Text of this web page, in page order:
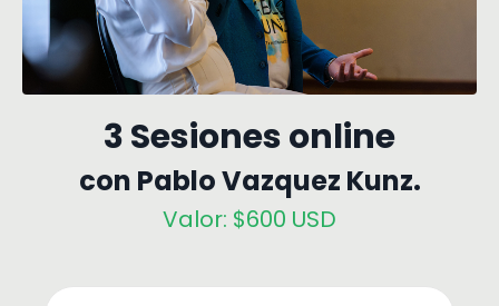
3 Sesiones online
con Pablo Vazquez Kunz.
Valor: $600 USD